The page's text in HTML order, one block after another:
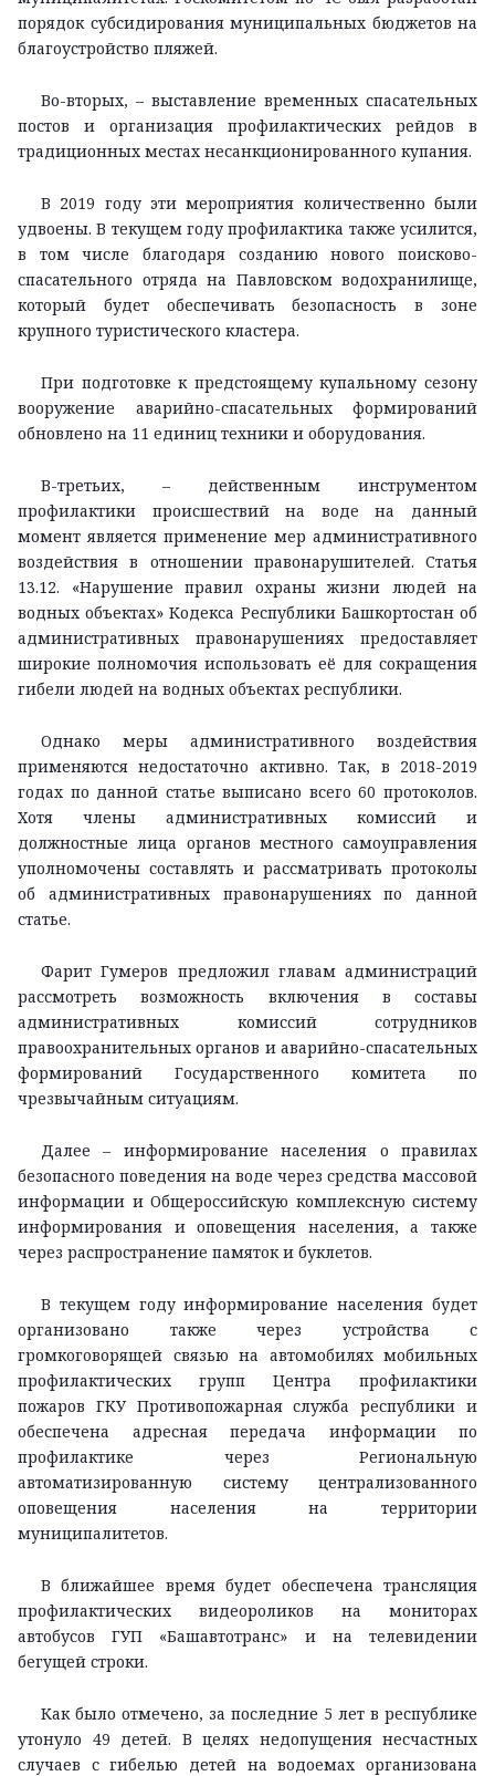
порядок субсидирования муниципальных бюджетов на
благоустройство пляжей.
Во-вторых, – выставление временных спасательных
постов и организация профилактических рейдов в
традиционных местах несанкционированного купания.
В 2019 году эти мероприятия количественно были
удвоены. В текущем году профилактика также усилится,
в том числе благодаря созданию нового поисково-
спасательного отряда на Павловском водохранилище,
который будет обеспечивать безопасность в зоне
крупного туристического кластера.
При подготовке к предстоящему купальному сезону
вооружение аварийно-спасательных формирований
обновлено на 11 единиц техники и оборудования.
В-третьих, – действенным инструментом
профилактики происшествий на воде на данный
момент является применение мер административного
воздействия в отношении правонарушителей. Статья
13.12. «Нарушение правил охраны жизни людей на
водных объектах» Кодекса Республики Башкортостан об
административных правонарушениях предоставляет
широкие полномочия использовать её для сокращения
гибели людей на водных объектах республики.
Однако меры административного воздействия
применяются недостаточно активно. Так, в 2018-2019
годах по данной статье выписано всего 60 протоколов.
Хотя члены административных комиссий и
должностные лица органов местного самоуправления
уполномочены составлять и рассматривать протоколы
об административных правонарушениях по данной
статье.
Фарит Гумеров предложил главам администраций
рассмотреть возможность включения в составы
административных комиссий сотрудников
правоохранительных органов и аварийно-спасательных
формирований Государственного комитета по
чрезвычайным ситуациям.
Далее – информирование населения о правилах
безопасного поведения на воде через средства массовой
информации и Общероссийскую комплексную систему
информирования и оповещения населения, а также
через распространение памяток и буклетов.
В текущем году информирование населения будет
организовано также через устройства с
громкоговорящей связью на автомобилях мобильных
профилактических групп Центра профилактики
пожаров ГКУ Противопожарная служба республики и
обеспечена адресная передача информации по
профилактике через Региональную
автоматизированную систему централизованного
оповещения населения на территории
муниципалитетов.
В ближайшее время будет обеспечена трансляция
профилактических видеороликов на мониторах
автобусов ГУП «Башавтотранс» и на телевидении
бегущей строки.
Как было отмечено, за последние 5 лет в республике
утонуло 49 детей. В целях недопущения несчастных
случаев с гибелью детей на водоемах организована